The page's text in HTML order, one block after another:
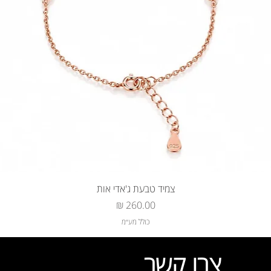
צמיד טבעת ג'אדי אות
מחיר‏260.00 ‏₪
כולל מע״מ